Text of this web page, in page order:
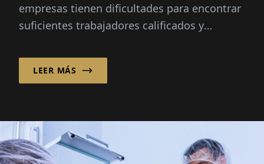
empresas tienen dificultades para encontrar
suficientes trabajadores calificados y
demográfico y...
LEER MÁS